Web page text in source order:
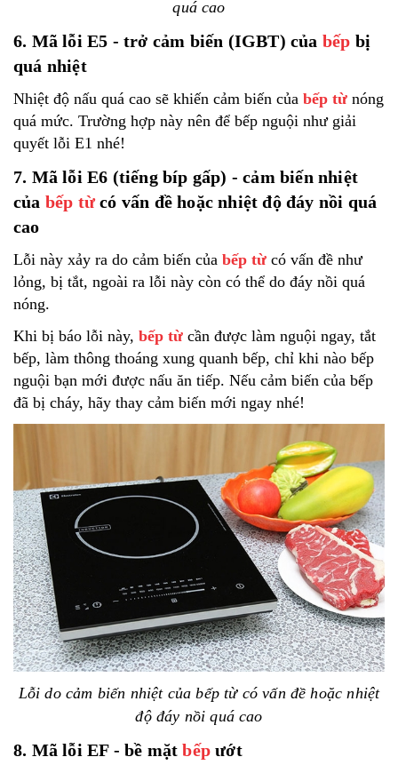
quá cao
6. Mã lỗi E5 - trở cảm biến (IGBT) của bếp bị
quá nhiệt
Nhiệt độ nấu quá cao sẽ khiến cảm biến của bếp từ nóng
quá mức. Trường hợp này nên để bếp nguội như giải
quyết lỗi E1 nhé!
7. Mã lỗi E6 (tiếng bíp gấp) - cảm biến nhiệt
của bếp từcó vấn đề hoặc nhiệt độ đáy nồi quá
cao
Lỗi này xảy ra do cảm biến của bếp từ có vấn đề như
lỏng, bị tắt, ngoài ra lỗi này còn có thể do đáy nồi quá
nóng.
Khi bị báo lỗi này, bếp từ cần được làm nguội ngay, tắt
bếp, làm thông thoáng xung quanh bếp, chỉ khi nào bếp
nguội bạn mới được nấu ăn tiếp. Nếu cảm biến của bếp
đã bị cháy, hãy thay cảm biến mới ngay nhé!
Lỗi do cảm biến nhiệt của bếp từ có vấn đề hoặc nhiệt
độ đáy nồi quá cao
8. Mã lỗi EF - bề mặtbếp ướt